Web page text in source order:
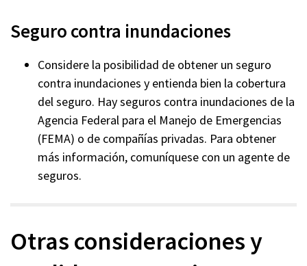
Seguro contra inundaciones
Considere la posibilidad de obtener un seguro
contra inundaciones y entienda bien la cobertura
del seguro. Hay seguros contra inundaciones de la
Agencia Federal para el Manejo de Emergencias
(FEMA) o de compañías privadas. Para obtener
más información, comuníquese con un agente de
seguros.
Otras consideraciones y